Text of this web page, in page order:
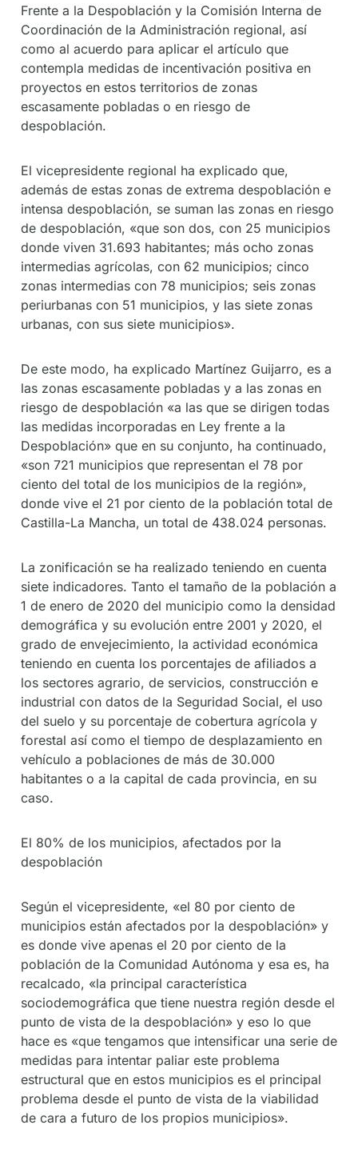
Frente a la Despoblación y la Comisión Interna de
Coordinación de la Administración regional, así
como al acuerdo para aplicar el artículo que
contempla medidas de incentivación positiva en
proyectos en estos territorios de zonas
escasamente pobladas o en riesgo de
despoblación.
El vicepresidente regional ha explicado que,
además de estas zonas de extrema despoblación e
intensa despoblación, se suman las zonas en riesgo
de despoblación, «que son dos, con 25 municipios
donde viven 31.693 habitantes; más ocho zonas
intermedias agrícolas, con 62 municipios; cinco
zonas intermedias con 78 municipios; seis zonas
periurbanas con 51 municipios, y las siete zonas
urbanas, con sus siete municipios».
De este modo, ha explicado Martínez Guijarro, es a
las zonas escasamente pobladas y a las zonas en
riesgo de despoblación «a las que se dirigen todas
las medidas incorporadas en Ley frente a la
Despoblación» que en su conjunto, ha continuado,
«son 721 municipios que representan el 78 por
ciento del total de los municipios de la región»,
donde vive el 21 por ciento de la población total de
Castilla-La Mancha, un total de 438.024 personas.
La zonificación se ha realizado teniendo en cuenta
siete indicadores. Tanto el tamaño de la población a
1 de enero de 2020 del municipio como la densidad
demográfica y su evolución entre 2001 y 2020, el
grado de envejecimiento, la actividad económica
teniendo en cuenta los porcentajes de afiliados a
los sectores agrario, de servicios, construcción e
industrial con datos de la Seguridad Social, el uso
del suelo y su porcentaje de cobertura agrícola y
forestal así como el tiempo de desplazamiento en
vehículo a poblaciones de más de 30.000
habitantes o a la capital de cada provincia, en su
caso.
El 80% de los municipios, afectados por la
despoblación
Según el vicepresidente, «el 80 por ciento de
municipios están afectados por la despoblación» y
es donde vive apenas el 20 por ciento de la
población de la Comunidad Autónoma y esa es, ha
recalcado, «la principal característica
sociodemográfica que tiene nuestra región desde el
punto de vista de la despoblación» y eso lo que
hace es «que tengamos que intensificar una serie de
medidas para intentar paliar este problema
estructural que en estos municipios es el principal
problema desde el punto de vista de la viabilidad
de cara a futuro de los propios municipios».